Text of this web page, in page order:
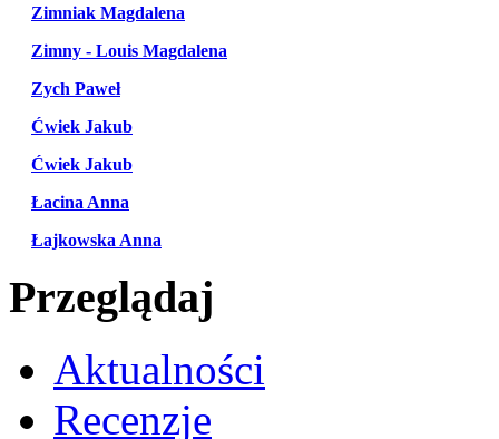
Zimniak Magdalena
Zimny - Louis Magdalena
Zych Paweł
Ćwiek Jakub
Ćwiek Jakub
Łacina Anna
Łajkowska Anna
Przeglądaj
Aktualności
Recenzje